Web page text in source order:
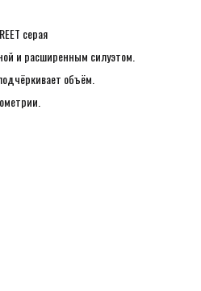
серая
и расширенным силуэтом.
объём.